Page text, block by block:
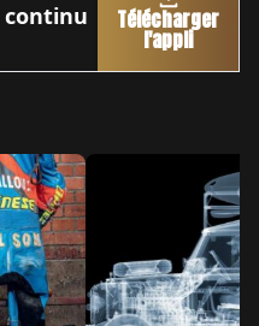
continu Télécharger
l'appli